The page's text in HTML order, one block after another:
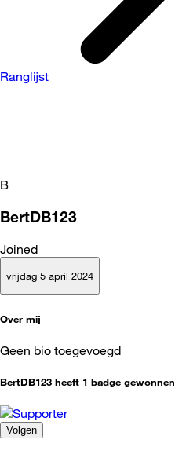
Ranglijst
B
BertDB123
Joined
vrijdag 5 april 2024
Over mij
Geen bio toegevoegd
BertDB123 heeft 1 badge gewonnen
Volgen